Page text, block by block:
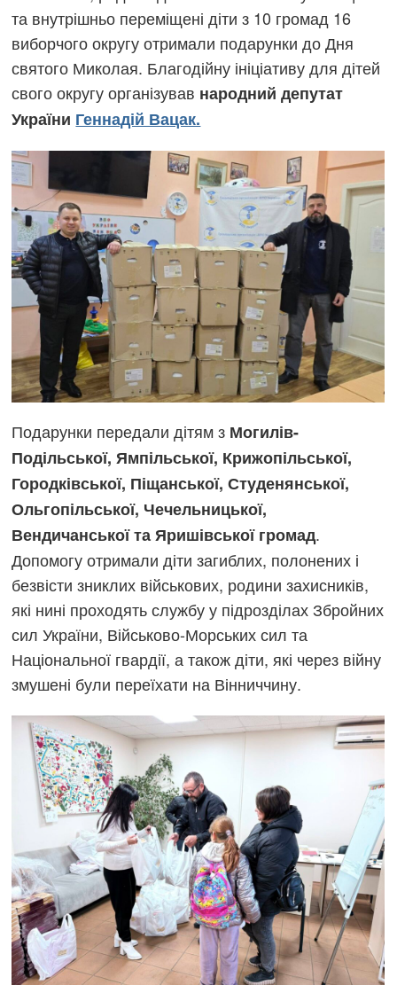
та внутрішньо переміщені діти з 10 громад 16
виборчого округу отримали подарунки до Дня
святого Миколая. Благодійну ініціативу для дітей
свого округу організував народний депутат
України Геннадій Вацак.
Подарунки передали дітям з Могилів-
Подільської, Ямпільської, Крижопільської,
Городківської, Піщанської, Студенянської,
Ольгопільської, Чечельницької,
Вендичанської та Яришівської громад.
Допомогу отримали діти загиблих, полонених і
безвісти зниклих військових, родини захисників,
які нині проходять службу у підрозділах Збройних
сил України, Військово-Морських сил та
Національної гвардії, а також діти, які через війну
змушені були переїхати на Вінниччину.